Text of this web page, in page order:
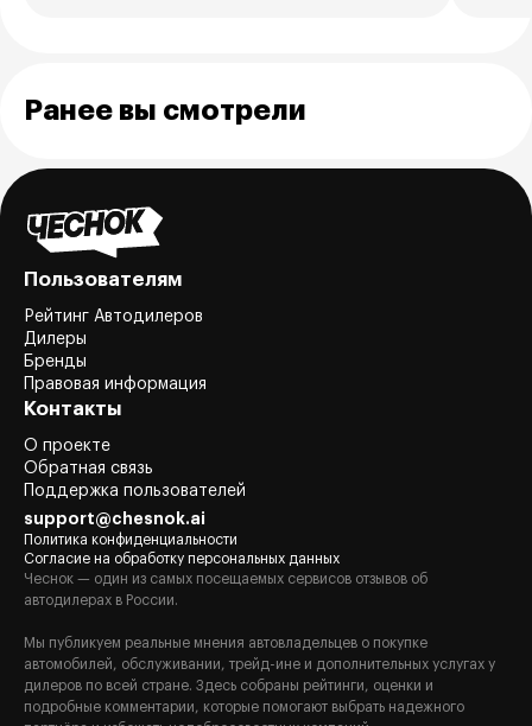
Ранее вы смотрели
Пользователям
Рейтинг Автодилеров
Дилеры
Бренды
Правовая информация
Контакты
О проекте
Обратная связь
Поддержка пользователей
support@chesnok.ai
Политика конфиденциальности
Согласие на обработку персональных данных
Чеснок — один из самых посещаемых сервисов отзывов об
автодилерах в России.
Мы публикуем реальные мнения автовладельцев о покупке
автомобилей, обслуживании, трейд-ине и дополнительных услугах у
дилеров по всей стране. Здесь собраны рейтинги, оценки и
подробные комментарии, которые помогают выбрать надежного